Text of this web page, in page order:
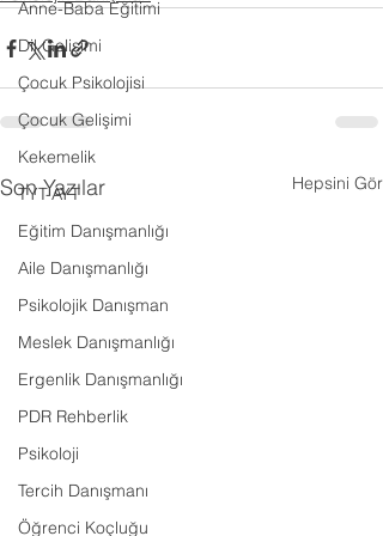
Anne-Baba Eğitimi
Dil Gelişimi
Çocuk Psikolojisi
Çocuk Gelişimi
Kekemelik
TYT-AYT
Eğitim Danışmanlığı
Aile Danışmanlığı
Psikolojik Danışman
Meslek Danışmanlığı
Ergenlik Danışmanlığı
PDR Rehberlik
Psikoloji
Tercih Danışmanı
Öğrenci Koçluğu
Son Yazılar Hepsini Gör